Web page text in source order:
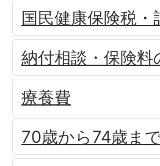
国民健康保険税・
納付相談・保険料
療養費
70歳から74歳ま